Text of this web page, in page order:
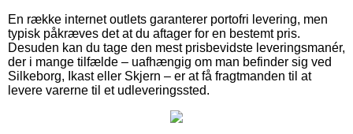
En række internet outlets garanterer portofri levering, men
typisk påkræves det at du aftager for en bestemt pris.
Desuden kan du tage den mest prisbevidste leveringsmanér,
der i mange tilfælde – uafhængig om man befinder sig ved
Silkeborg, Ikast eller Skjern – er at få fragtmanden til at
levere varerne til et udleveringssted.